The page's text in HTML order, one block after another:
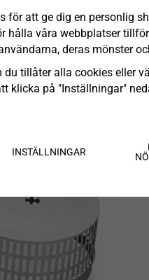
Höger
INFO
för att ge dig en personlig
hålla våra webbplatser
deras mönster
du tillåter alla cookies eller
klicka på "Inställningar"
INSTÄLLNINGAR